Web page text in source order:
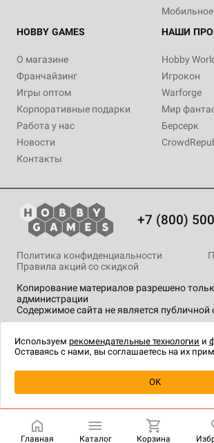
Уведомить о наличии
HOBBY GAMES
О магазине
Франчайзинг
Игры оптом
Корпоративные подарки
Работа у нас
Новости
Контакты
НАШИ
Hobby
Игрокон
Warforge
Мир
Берсерк
+7 (800)
Копирование материалов разрешено
администрации
Содержимое сайта не является публичной
Политика конфиденциальности
Правила акций со скидкой
технологии.
Главная Каталог Корзина
Используем рекомендательные технологии и
Оставаясь с нами, вы соглашаетесь на их
OK